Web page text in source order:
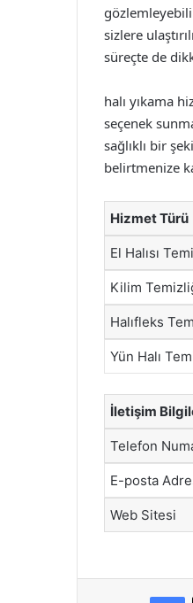
sizlere
süreçte de
halı yıkama
seçenek
sağlıklı bir
belirtmenize
Hizmet Türü
El Halısı
Kilim
Halıfleks
Yün Halı
İletişim
Telefon
E-posta
Web Sitesi